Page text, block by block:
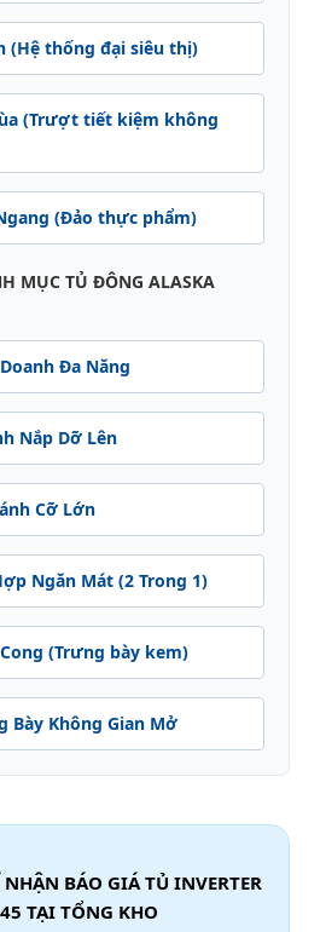
(Hệ thống đại siêu thị)
(Trượt tiết kiệm không
(Đảo thực phẩm)
MỤC TỦ ĐÔNG ALASKA
Đa Năng
Nắp Dỡ Lên
Cỡ Lớn
Ngăn Mát (2 Trong 1)
(Trưng bày kem)
Bày Không Gian Mở
BÁO GIÁ TỦ INVERTER
TẠI TỔNG KHO